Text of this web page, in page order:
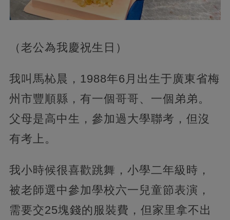
（老公為我慶祝生日）
我叫馬杺晨，1988年6月出生于廣東省梅
州市豐順縣，有一個哥哥、一個弟弟。
父母是高中生，參加過大學聯考，但沒
有考上。
我小時候很喜歡跳舞，小學二年級時，
被老師選中參加學校六一兒童節表演，
需要交25塊錢的服裝費，但家里拿不出